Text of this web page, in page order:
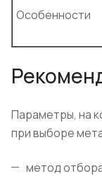
Особенности
Параметры, на
при выборе
метод